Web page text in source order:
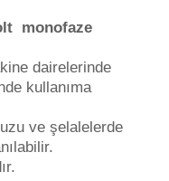
monofaze
dairelerinde
kullanıma
ve şelalelerde